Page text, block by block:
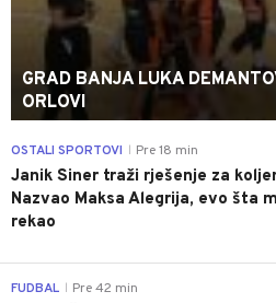
GRAD BANJA LUKA
ORLOVI
OSTALI SPORTOVI Pre 18 min
Janik Siner traži rješenje za
Nazvao Maksa Alegrija, evo šta
rekao
FUDBAL Pre 42 min